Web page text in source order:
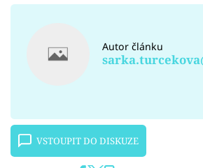
Autor článku
VSTOUPIT DO DISKUZE